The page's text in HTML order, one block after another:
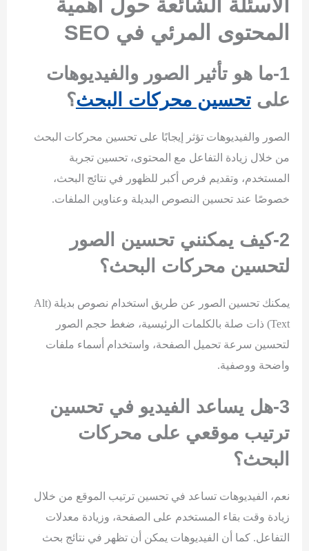
الأسئلة الشائعة حول أهمية
المحتوى المرئي في SEO
1-ما هو تأثير الصور والفيديوهات
علىتحسين محركات البحث؟
الصور والفيديوهات تؤثر إيجابًا على تحسين محركات البحث
من خلال زيادة التفاعل مع المحتوى، تحسين تجربة
المستخدم، وتقديم فرص أكبر للظهور في نتائج البحث،
خصوصًا عند تحسين النصوص البديلة وعناوين الملفات.
2-كيف يمكنني تحسين الصور
لتحسين محركات البحث؟
يمكنك تحسين الصور عن طريق استخدام نصوص بديلة (Alt
Text) ذات صلة بالكلمات الرئيسية، ضغط حجم الصور
لتحسين سرعة تحميل الصفحة، واستخدام أسماء ملفات
واضحة ووصفية.
3-هل يساعد الفيديو في تحسين
ترتيب موقعي على محركات
البحث؟
نعم، الفيديوهات تساعد في تحسين ترتيب الموقع من خلال
زيادة وقت بقاء المستخدم على الصفحة، وزيادة معدلات
التفاعل. كما أن الفيديوهات يمكن أن تظهر في نتائج بحث